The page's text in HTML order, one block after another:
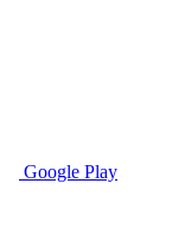
Google Play